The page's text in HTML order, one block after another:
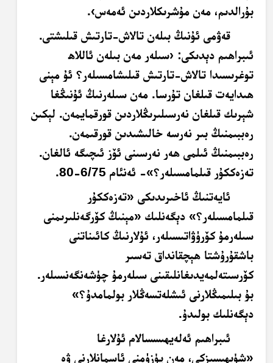
بۇرالدىم، مەن مۇشرىكلاردىن ئەمەس›.
قەۋمى ئۇنىڭ بىلەن تالاش-تارتىش قىلىشتى.
ئىبراھىم دېدىكى: ‹سىلەر مەن بىلەن ئاللاھ
توغرىسىدا تالاش-تارتىش قىلىشامسىلەر؟ ئۇ مېنى
ھىدايەت قىلغان تۇرسا. مەن سىلەرنىڭ ئۇنىڭغا
شېرىك قىلغان نەرسىلىرىڭلاردىن قورقمايمەن. لېكىن
رەببىمنىڭ بىر نەرسە خالىشىدىن قورقىمەن.
رەببىمنىڭ ئىلمى ھەر نەرسىنى ئۆز ئىچىگە ئالغان.
تەزەككۇر قىلمامسىلەر؟»- ئەنئام 6/75-80.
ئايەتنىڭ ئاخىرىدىكى «تەزەككۇر
قىلمامسىلەر؟» دېگەنلىك «مېنىڭ كۆرگەنلىرىمنى
سىلەرمۇ كۆرۈۋاتىسىلەر، ئۇلارنىڭ كائىناتنى
باشقۇرۇشتا ھېچقانداق تەسىر
كۆرسىتەلمەيدىغانلىقىنى سىلەرمۇ چۈشەنگەنسىلەر.
بۇ بىلىمىڭلارنى ئىشلەتسەڭلار بولمامدۇ؟»
دېگەنلىك بولىدۇ.
ئىبراھىم ئەلەيھىسسالام ئۇلارغا
«شۈبھىسىزكى، مەن يۈزۈمنى ئاسمانلارنى ۋە